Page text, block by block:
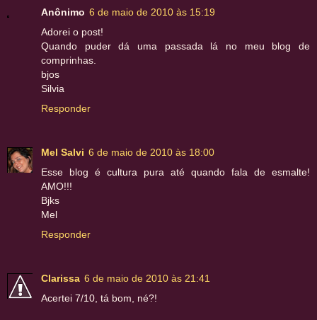
Anônimo 6 de maio de 2010 às 15:19
Adorei o post!
Quando puder dá uma passada lá no meu blog de
comprinhas.
bjos
Silvia
Responder
Mel Salvi 6 de maio de 2010 às 18:00
Esse blog é cultura pura até quando fala de esmalte!
AMO!!!
Bjks
Mel
Responder
Clarissa 6 de maio de 2010 às 21:41
Acertei 7/10, tá bom, né?!